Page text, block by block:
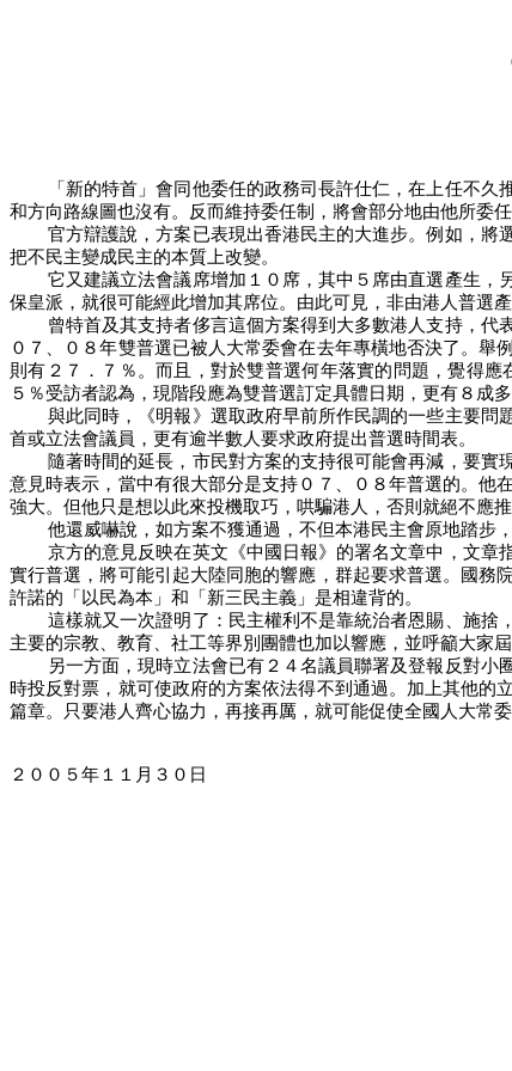
「新的特首」會同他委任的政務司長許仕仁，在上任不
和方向路線圖也沒有。反而維持委任制，將會部分地由他所委
官方辯護說，方案已表現出香港民主的大進步。例如，
把不民主變成民主的本質上改變。
它又建議立法會議席增加１０席，其中５席由直選產生
保皇派，就很可能經此增加其席位。由此可見，非由港人普選
曾特首及其支持者侈言這個方案得到大多數港人支持，
０７、０８年雙普選已被人大常委會在去年專橫地否決了。
則有２７．７％。而且，對於雙普選何年落實的問題，覺得
５％受訪者認為，現階段應為雙普選訂定具體日期，更有８成
與此同時，《明報》選取政府早前所作民調的一些主要
首或立法會議員，更有逾半數人要求政府提出普選時間表。
隨著時間的延長，市民對方案的支持很可能會再減，要
意見時表示，當中有很大部分是支持０７、０８年普選的。他
強大。但他只是想以此來投機取巧，哄騙港人，否則就絕不應
他還威嚇說，如方案不獲通過，不但本港民主會原地踏步
京方的意見反映在英文《中國日報》的署名文章中，文
實行普選，將可能引起大陸同胞的響應，群起要求普選。國務
許諾的「以民為本」和「新三民主義」是相違背的。
這樣就又一次證明了：民主權利不是靠統治者恩賜、施捨
主要的宗教、教育、社工等界別團體也加以響應，並呼籲大家
另一方面，現時立法會已有２４名議員聯署及登報反對
時投反對票，就可使政府的方案依法得不到通過。加上其他
篇章。只要港人齊心協力，再接再厲，就可能促使全國人大常
２００５年１１月３０日